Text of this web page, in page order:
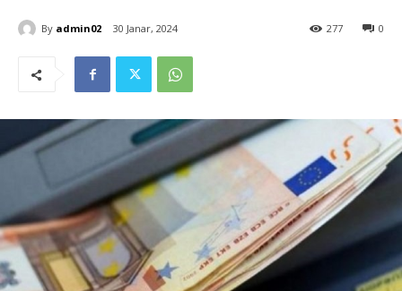
By admin02 30 Janar, 2024 0
277